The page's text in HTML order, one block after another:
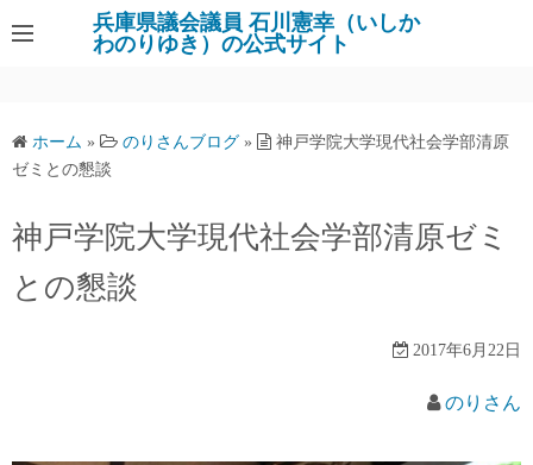
ン
ツ
へ
キ
プ
兵庫県議会議員 石川憲幸（いしか
わのりゆき）の公式サイト
ホーム » のりさんブログ »
神戸学院大学現代社会学部清原
ゼミとの懇談
神戸学院大学現代社会学部清原ゼミ
との懇談
2017年6月22日
のりさん